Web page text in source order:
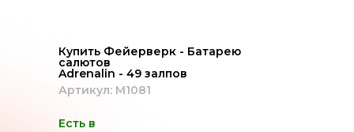
Купить Фейерверк - Батарею
салютов
Adrenalin - 49 залпов
Есть в
Артикул: M1081